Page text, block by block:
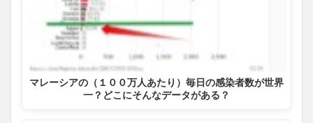
マレーシアの（１００万人あたり）毎日の感染者数が世界
一？どこにそんなデータがある？